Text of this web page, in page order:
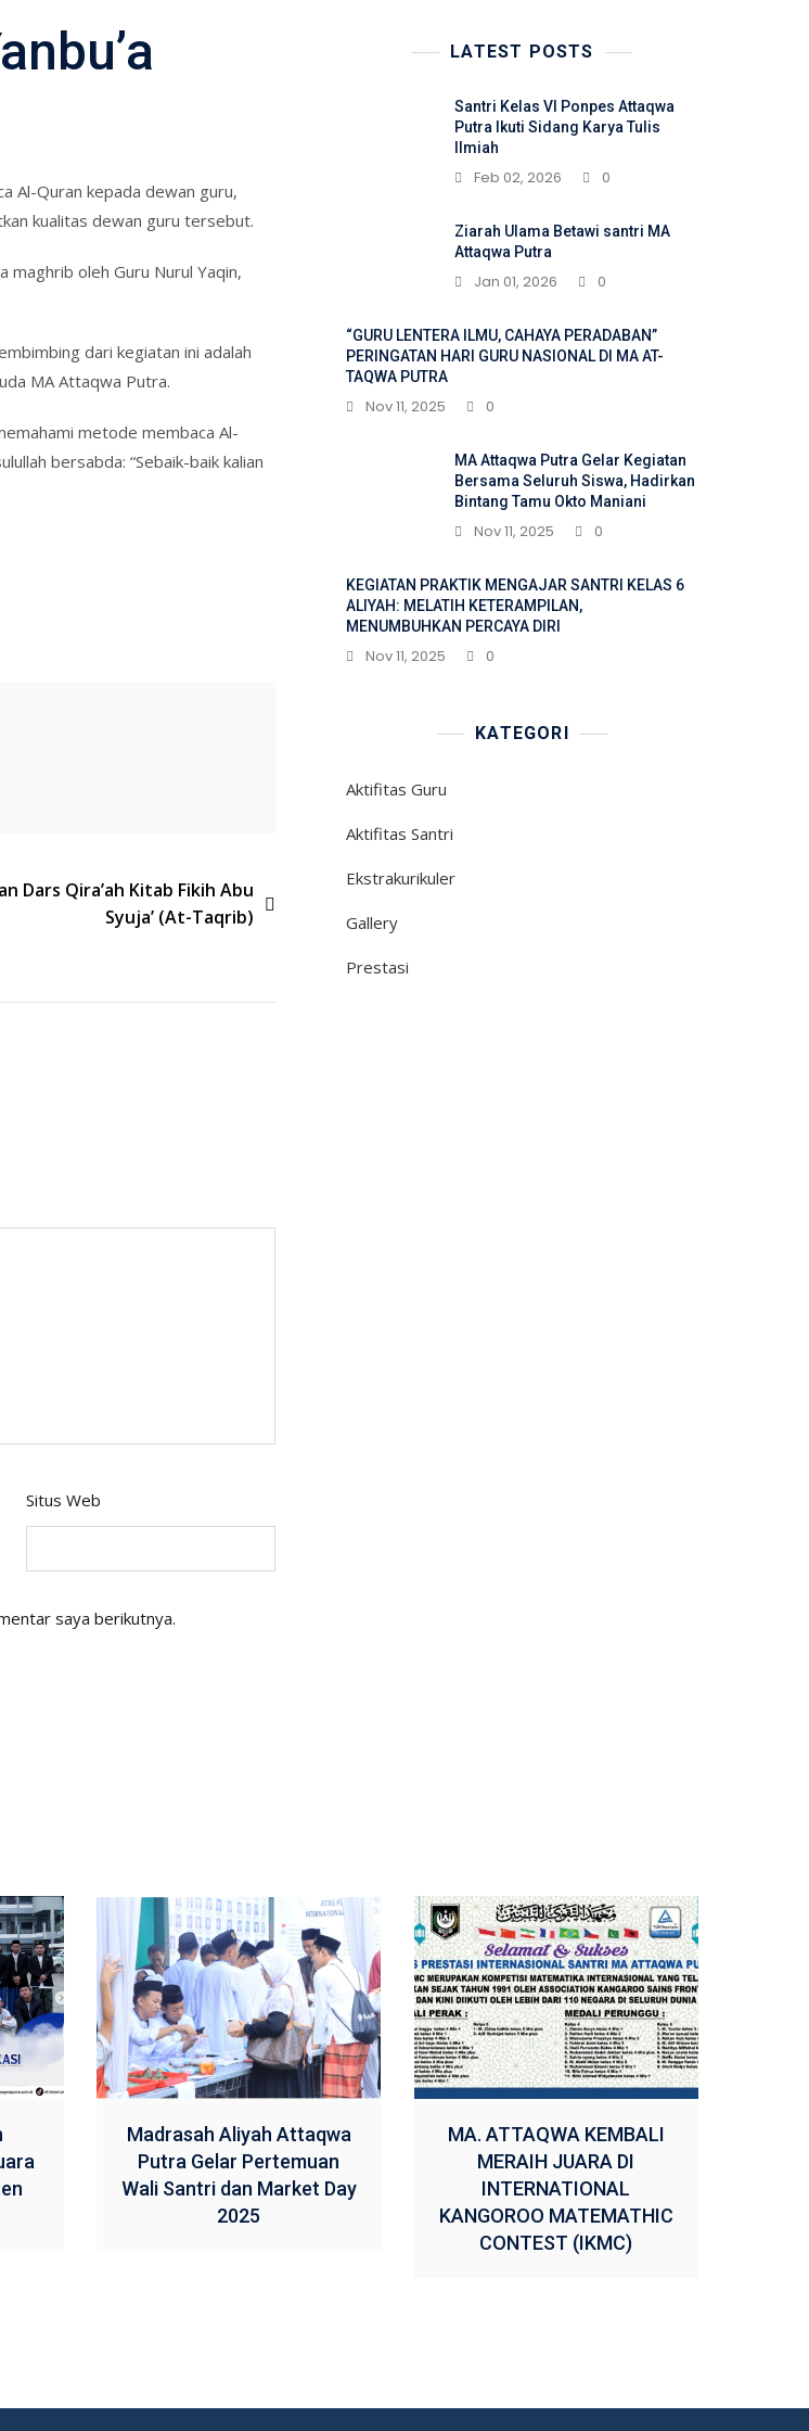
Al-Quran kepada dewan guru,
kualitas dewan guru tersebut.
oleh Guru Nurul Yaqin,
dari kegiatan ini adalah
MA Attaqwa Putra.
metode membaca Al-
bersabda: “Sebaik-baik kalian
Dars Qira’ah Kitab Fikih Abu
Syuja’ (At-Taqrib)
Situs Web
saya berikutnya.
LATEST POSTS
Santri Kelas VI Ponpes Attaqwa
Putra Ikuti Sidang Karya Tulis
Ilmiah
Feb 02, 2026 0
Ziarah Ulama Betawi santri MA
Attaqwa Putra
Jan 01, 2026 0
“GURU LENTERA ILMU, CAHAYA PERADABAN”
PERINGATAN HARI GURU NASIONAL DI MA AT-
TAQWA PUTRA
Nov 11, 2025 0
MA Attaqwa Putra Gelar Kegiatan
Bersama Seluruh Siswa, Hadirkan
Bintang Tamu Okto Maniani
Nov 11, 2025 0
KEGIATAN PRAKTIK MENGAJAR SANTRI KELAS 6
ALIYAH: MELATIH KETERAMPILAN,
MENUMBUHKAN PERCAYA DIRI
Nov 11, 2025 0
KATEGORI
Aktifitas Guru
Aktifitas Santri
Ekstrakurikuler
Gallery
Prestasi
Madrasah Aliyah Attaqwa
Putra Gelar Pertemuan
Wali Santri dan Market Day
2025
MA. ATTAQWA KEMBALI
MERAIH JUARA DI
INTERNATIONAL
KANGOROO MATEMATHIC
CONTEST (IKMC)